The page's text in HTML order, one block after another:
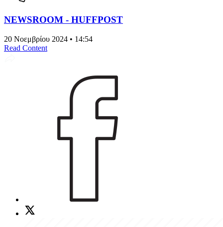
NEWSROOM - HUFFPOST
20 Νοεμβρίου 2024 • 14:54
Read Content